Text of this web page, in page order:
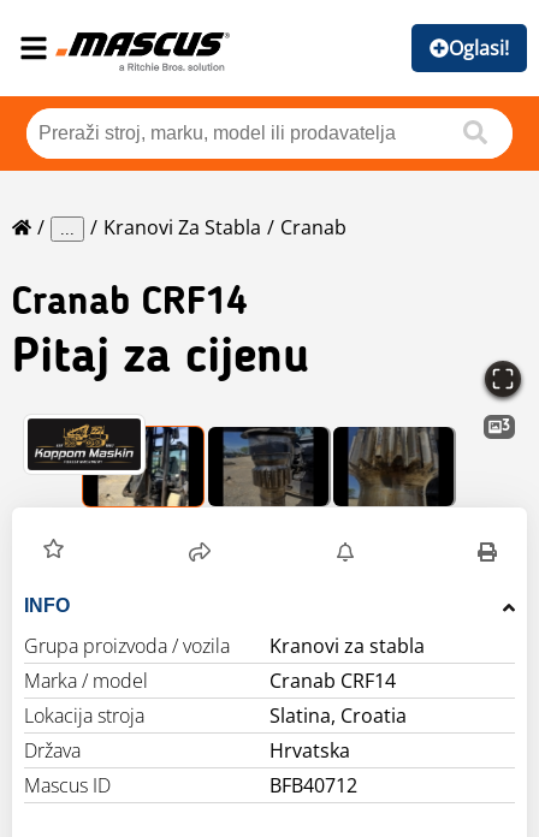
Oglasi!
... Kranovi Za Stabla Cranab
Cranab CRF14
Pitaj za cijenu
3
INFO
Grupa proizvoda / vozila
Kranovi za stabla
Marka / model
Cranab CRF14
Lokacija stroja
Slatina, Croatia
Država
Hrvatska
Mascus ID
BFB40712